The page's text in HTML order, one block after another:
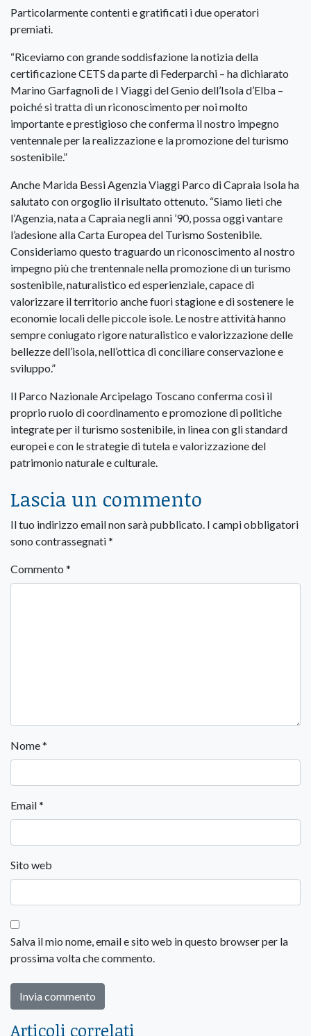
Particolarmente contenti e gratificati i due operatori
premiati.
“Riceviamo con grande soddisfazione la notizia della
certificazione CETS da parte di Federparchi – ha dichiarato
Marino Garfagnoli de I Viaggi del Genio dell’Isola d’Elba –
poiché si tratta di un riconoscimento per noi molto
importante e prestigioso che conferma il nostro impegno
ventennale per la realizzazione e la promozione del turismo
sostenibile.”
Anche Marida Bessi Agenzia Viaggi Parco di Capraia Isola ha
salutato con orgoglio il risultato ottenuto. “Siamo lieti che
l’Agenzia, nata a Capraia negli anni ’90, possa oggi vantare
l’adesione alla Carta Europea del Turismo Sostenibile.
Consideriamo questo traguardo un riconoscimento al nostro
impegno più che trentennale nella promozione di un turismo
sostenibile, naturalistico ed esperienziale, capace di
valorizzare il territorio anche fuori stagione e di sostenere le
economie locali delle piccole isole. Le nostre attività hanno
sempre coniugato rigore naturalistico e valorizzazione delle
bellezze dell’isola, nell’ottica di conciliare conservazione e
sviluppo.”
Il Parco Nazionale Arcipelago Toscano conferma così il
proprio ruolo di coordinamento e promozione di politiche
integrate per il turismo sostenibile, in linea con gli standard
europei e con le strategie di tutela e valorizzazione del
patrimonio naturale e culturale.
Lascia un commento
Il tuo indirizzo email non sarà pubblicato. I campi obbligatori
sono contrassegnati*
Commento *
Nome*
Email*
Sito web
Salva il mio nome, email e sito web in questo browser per la
prossima volta che commento.
Articoli correlati